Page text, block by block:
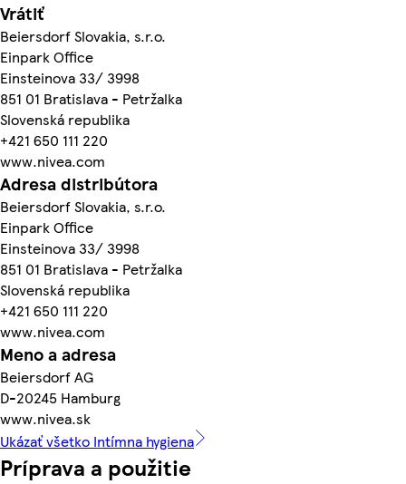
Vrátiť
Beiersdorf Slovakia, s.r.o.
Einpark Office
Einsteinova 33/ 3998
851 01 Bratislava - Petržalka
Slovenská republika
+421 650 111 220
www.nivea.com
Adresa distribútora
Beiersdorf Slovakia, s.r.o.
Einpark Office
Einsteinova 33/ 3998
851 01 Bratislava - Petržalka
Slovenská republika
+421 650 111 220
www.nivea.com
Meno a adresa
Beiersdorf AG
D-20245 Hamburg
www.nivea.sk
Ukázať všetko Intímna hygiena
Príprava a použitie